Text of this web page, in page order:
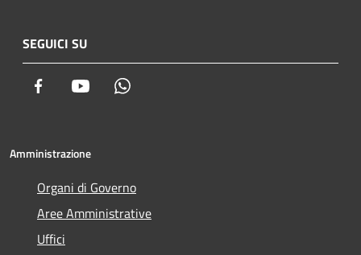
SEGUICI SU
Facebook Youtube
Amministrazione
Organi di Governo
Aree Amministrative
Uffici